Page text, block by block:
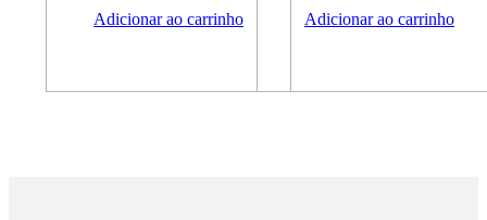
Adicionar ao carrinho Adicionar ao carrinho